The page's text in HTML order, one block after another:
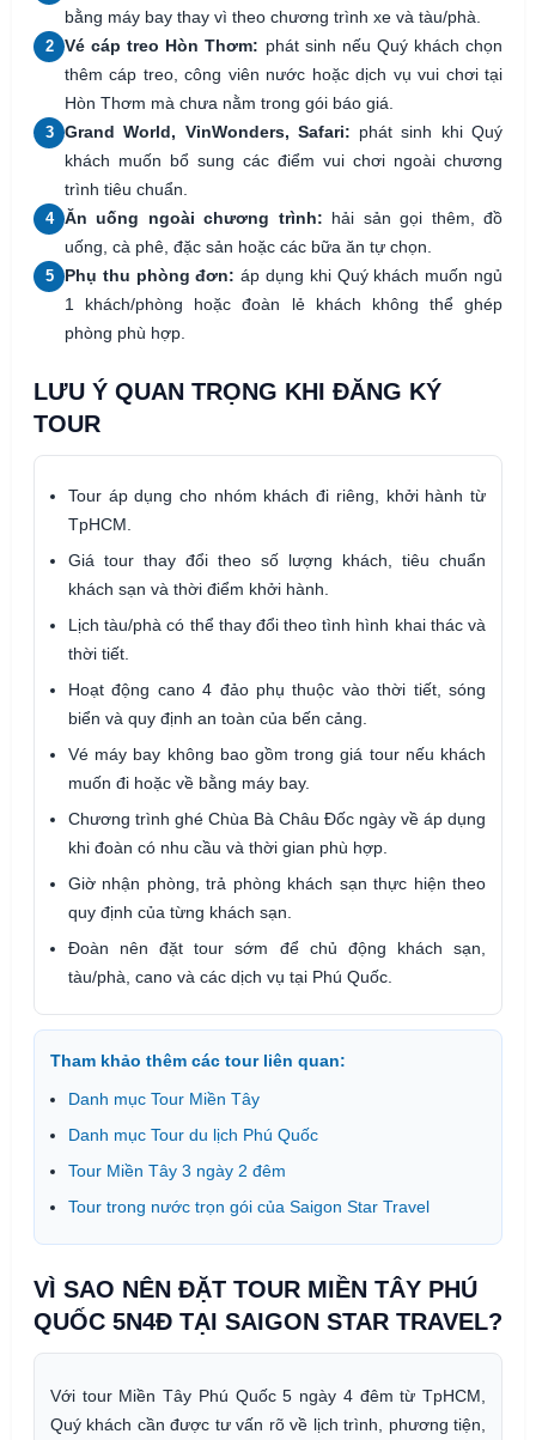
bằng máy bay thay vì theo chương trình xe và tàu/phà.
2 Vé cáp treo Hòn Thơm: phát sinh nếu Quý khách chọn
thêm cáp treo, công viên nước hoặc dịch vụ vui chơi tại
Hòn Thơm mà chưa nằm trong gói báo giá.
3 Grand World, VinWonders, Safari: phát sinh khi Quý
khách muốn bổ sung các điểm vui chơi ngoài chương
trình tiêu chuẩn.
4 Ăn uống ngoài chương trình: hải sản gọi thêm, đồ
uống, cà phê, đặc sản hoặc các bữa ăn tự chọn.
5 Phụ thu phòng đơn: áp dụng khi Quý khách muốn ngủ
1 khách/phòng hoặc đoàn lẻ khách không thể ghép
phòng phù hợp.
LƯU Ý QUAN TRỌNG KHI ĐĂNG KÝ
TOUR
Tour áp dụng cho nhóm khách đi riêng, khởi hành từ
TpHCM.
Giá tour thay đổi theo số lượng khách, tiêu chuẩn
khách sạn và thời điểm khởi hành.
Lịch tàu/phà có thể thay đổi theo tình hình khai thác và
thời tiết.
Hoạt động cano 4 đảo phụ thuộc vào thời tiết, sóng
biển và quy định an toàn của bến cảng.
Vé máy bay không bao gồm trong giá tour nếu khách
muốn đi hoặc về bằng máy bay.
Chương trình ghé Chùa Bà Châu Đốc ngày về áp dụng
khi đoàn có nhu cầu và thời gian phù hợp.
Giờ nhận phòng, trả phòng khách sạn thực hiện theo
quy định của từng khách sạn.
Đoàn nên đặt tour sớm để chủ động khách sạn,
tàu/phà, cano và các dịch vụ tại Phú Quốc.
Tham khảo thêm các tour liên quan:
Danh mục Tour Miền Tây
Danh mục Tour du lịch Phú Quốc
Tour Miền Tây 3 ngày 2 đêm
Tour trong nước trọn gói của Saigon Star Travel
VÌ SAO NÊN ĐẶT TOUR MIỀN TÂY PHÚ
QUỐC 5N4Đ TẠI SAIGON STAR TRAVEL?
Với tour Miền Tây Phú Quốc 5 ngày 4 đêm từ TpHCM,
Quý khách cần được tư vấn rõ về lịch trình, phương tiện,